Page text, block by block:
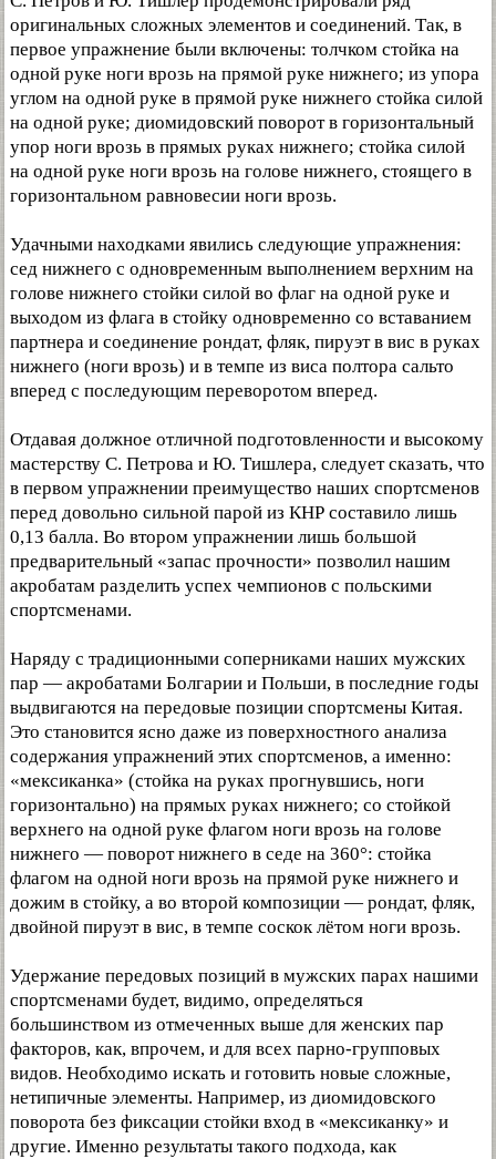
оригинальных сложных элементов и соединений. Так, в
первое упражнение были включены: толчком стойка на
одной руке ноги врозь на прямой руке нижнего; из упора
углом на одной руке в прямой руке нижнего стойка силой
на одной руке; диомидовский поворот в горизонтальный
упор ноги врозь в прямых руках нижнего; стойка силой
на одной руке ноги врозь на голове нижнего, стоящего в
горизонтальном равновесии ноги врозь.
Удачными находками явились следующие упражнения:
сед нижнего с одновременным выполнением верхним на
голове нижнего стойки силой во флаг на одной руке и
выходом из флага в стойку одновременно со вставанием
партнера и соединение рондат, фляк, пируэт в вис в руках
нижнего (ноги врозь) и в темпе из виса полтора сальто
вперед с последующим переворотом вперед.
Отдавая должное отличной подготовленности и высокому
мастерству С. Петрова и Ю. Тишлера, следует сказать, что
в первом упражнении преимущество наших спортсменов
перед довольно сильной парой из КНР составило лишь
0,13 балла. Во втором упражнении лишь большой
предварительный «запас прочности» позволил нашим
акробатам разделить успех чемпионов с польскими
спортсменами.
Наряду с традиционными соперниками наших мужских
пар — акробатами Болгарии и Польши, в последние годы
выдвигаются на передовые позиции спортсмены Китая.
Это становится ясно даже из поверхностного анализа
содержания упражнений этих спортсменов, а именно:
«мексиканка» (стойка на руках прогнувшись, ноги
горизонтально) на прямых руках нижнего; со стойкой
верхнего на одной руке флагом ноги врозь на голове
нижнего — поворот нижнего в седе на 360°: стойка
флагом на одной ноги врозь на прямой руке нижнего и
дожим в стойку, а во второй композиции — рондат, фляк,
двойной пируэт в вис, в темпе соскок лётом ноги врозь.
Удержание передовых позиций в мужских парах нашими
спортсменами будет, видимо, определяться
большинством из отмеченных выше для женских пар
факторов, как, впрочем, и для всех парно-групповых
видов. Необходимо искать и готовить новые сложные,
нетипичные элементы. Например, из диомидовского
поворота без фиксации стойки вход в «мексиканку» и
другие. Именно результаты такого подхода, как